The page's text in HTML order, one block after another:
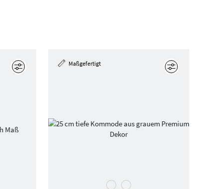
Maßgefertigt